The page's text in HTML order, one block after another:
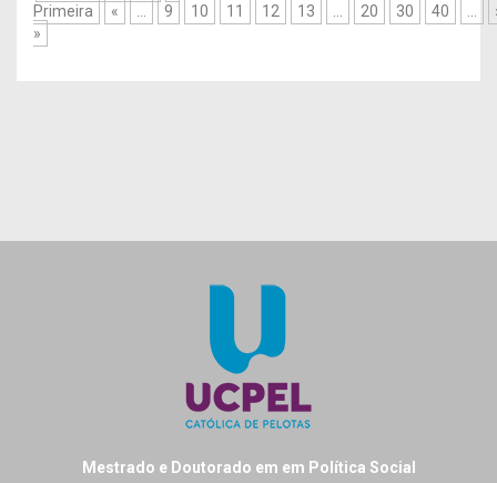
Primeira
« 9 10 11 12 13 20 30 40
»
Mestrado e Doutorado em em Política Social